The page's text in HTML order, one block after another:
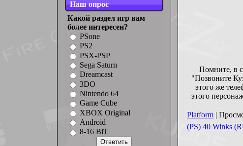
Наш опрос
Какой раздел игр вам
более интересен?
PSone
PS2
PSX-PSP
Sega Saturn
Dreamcast
3DO
Nintendo 64
Game Cube
XBOX Original
Android
8-16 BiT
Помните, в
"Позвоните
этого же
этого
Platform |
(PS) 40 Winks